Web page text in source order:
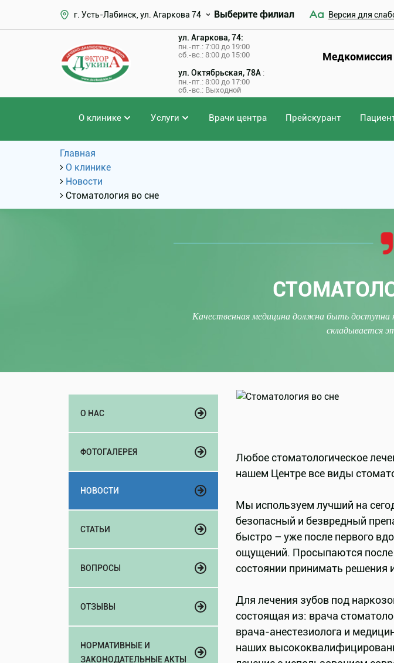
г. Усть-Лабинск, ул. Агаркова 74 Выберите филиал Версия для
ул. Агаркова, 74:
пн.-пт.: 7:00 до 19:00
сб.-вс.: 8:00 до 15:00
ул. Октябрьская, 78А :
пн.-пт.: 8:00 до 17:00
сб.-вс.: Выходной
Медкомиссия
О клинике Услуги Врачи центра Прейскурант
Главная
О клинике
Новости
Стоматология во сне
Качественная медицина должна быть
складывается
Любое стоматологическое
нашем Центре все виды
Мы используем лучший на
безопасный и безвредный
быстро – уже после первого
ощущений. Просыпаются после
состоянии принимать решения
Для лечения зубов под
состоящая из: врача
врача-анестезиолога и
наших
О НАС
ФОТОГАЛЕРЕЯ
НОВОСТИ
СТАТЬИ
ВОПРОСЫ
ОТЗЫВЫ
НОРМАТИВНЫЕ И
ЗАКОНОДАТЕЛЬНЫЕ АКТЫ